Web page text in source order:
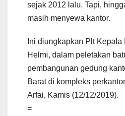
sejak 2012 lalu. Tapi,
masih menyewa kantor.
Ini diungkapkan Plt
Helmi, dalam peletakan
pembangunan gedung
Barat di kompleks
Arfai, Kamis (12/12/2019).
=